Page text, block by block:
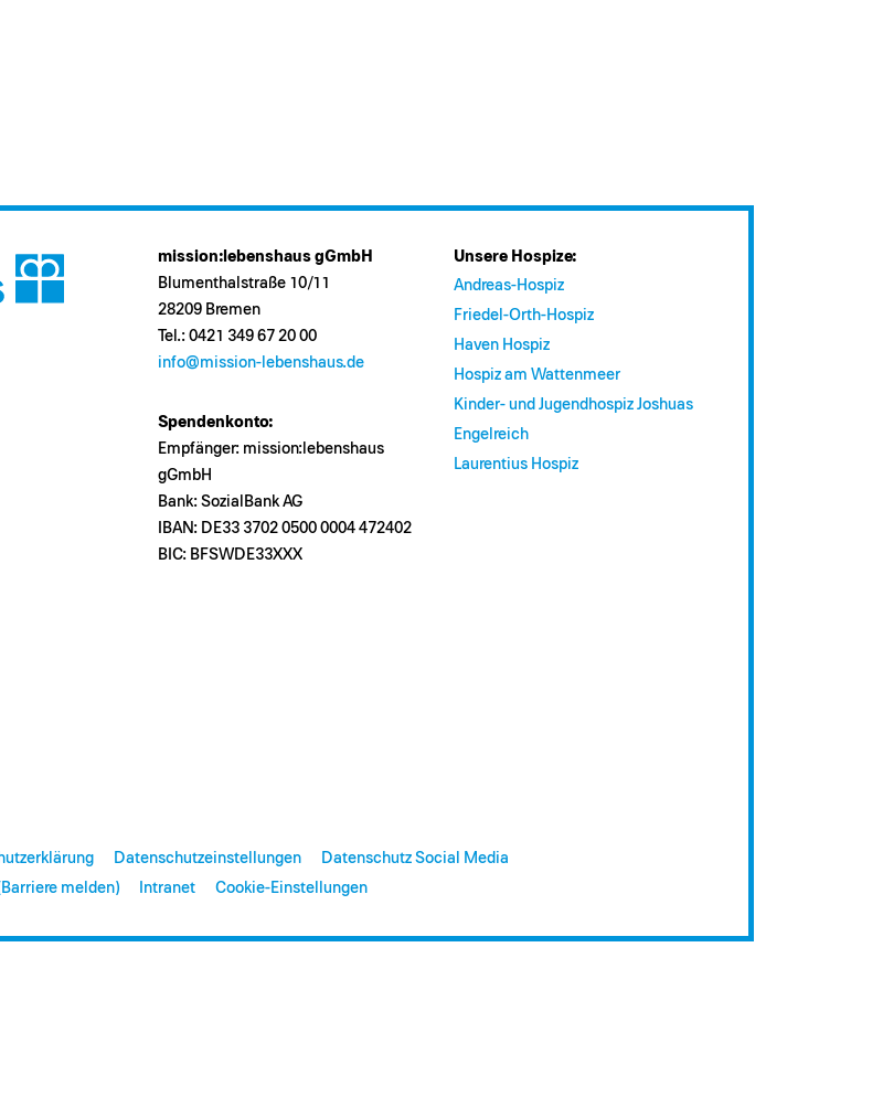
mission:lebenshaus gGmbH
Blumenthalstraße 10/11
28209 Bremen
Tel.: 0421 349 67 20 00
info@mission-lebenshaus.de
Spendenkonto:
Empfänger: mission:lebenshaus
gGmbH
Bank: SozialBank AG
IBAN: DE33 3702 0500 0004 472402
BIC: BFSWDE33XXX
Unsere Hospize:
Andreas-Hospiz
Friedel-Orth-Hospiz
Haven Hospiz
Hospiz am Wattenmeer
Kinder- und Jugendhospiz Joshuas
Engelreich
Laurentius Hospiz
Datenschutzeinstellungen
Datenschutz Social Media
melden) Intranet Cookie-Einstellungen